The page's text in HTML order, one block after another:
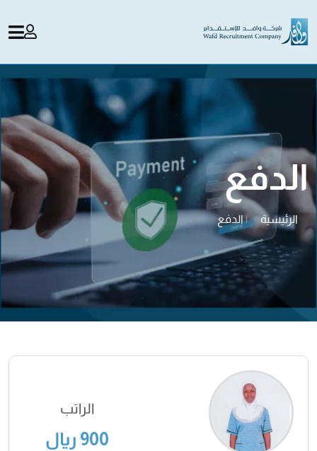
الدفع
الرئيسية |الدفع
الراتب
900 ريال